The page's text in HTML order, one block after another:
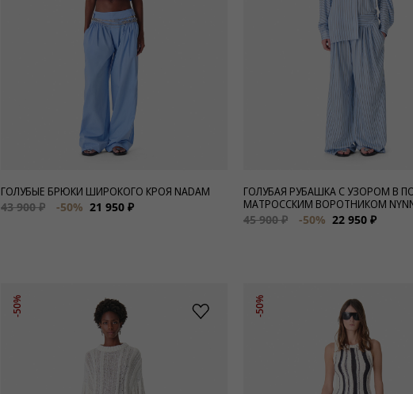
ГОЛУБЫЕ БРЮКИ ШИРОКОГО КРОЯ NADAM
43 900 ₽
-50% 21 950 ₽
ГОЛУБАЯ РУБАШКА С УЗОРОМ В
МАТРОССКИМ ВОРОТНИКОМ
45 900 ₽
-50% 22 950 ₽
-50% -50%